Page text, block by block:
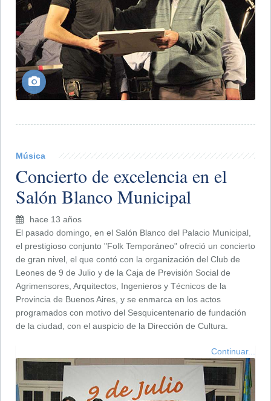
Música
Concierto de excelencia en el
Salón Blanco Municipal
hace 13 años
El pasado domingo, en el Salón Blanco del Palacio Municipal,
el prestigioso conjunto "Folk Temporáneo" ofreció un concierto
de gran nivel, el que contó con la organización del Club de
Leones de 9 de Julio y de la Caja de Previsión Social de
Agrimensores, Arquitectos, Ingenieros y Técnicos de la
Provincia de Buenos Aires, y se enmarca en los actos
programados con motivo del Sesquicentenario de fundación
de la ciudad, con el auspicio de la Dirección de Cultura.
Continuar...